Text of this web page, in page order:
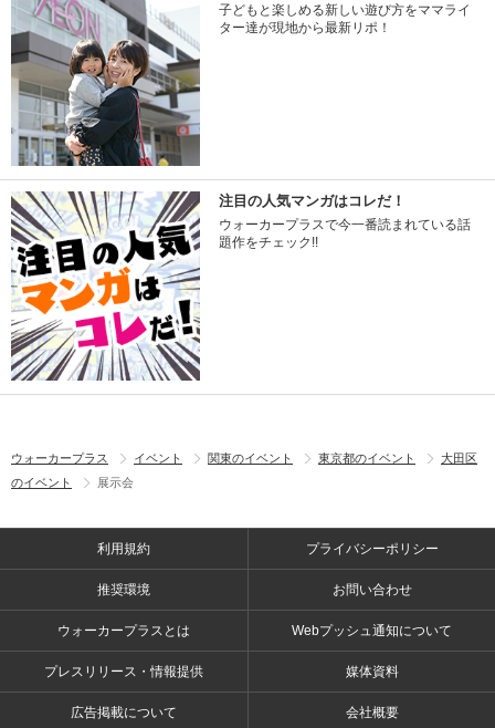
子どもと楽しめる新しい遊び方をママライ
ター達が現地から最新リポ！
注目の人気マンガはコレだ！
ウォーカープラスで今一番読まれている話
題作をチェック!!
ウォーカープラス イベント 関東のイベント 東京都のイベント
大田区
のイベント
展示会
利用規約 プライバシーポリシー
推奨環境 お問い合わせ
ウォーカープラスとは Webプッシュ通知について
プレスリリース・情報提供 媒体資料
広告掲載について 会社概要